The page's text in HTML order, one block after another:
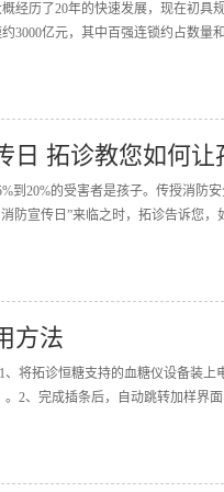
经历了20年的快速发展，现在初具
3000亿元，其中百强连锁约占数量
日 拓诊教您如何让
到20%的受害者是孩子。传授消防
防宣传日”来临之时，拓诊告诉您
方法
将拓诊恒糖支持的血糖仪设备装上
。2、完成插条后，自动跳转加样界